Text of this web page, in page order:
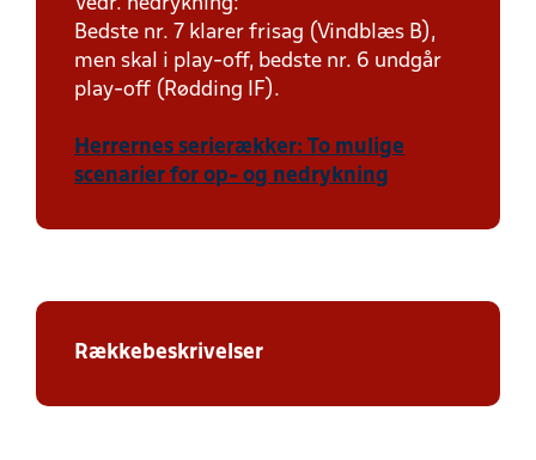
Vedr. nedrykning:
Bedste nr. 7 klarer frisag (Vindblæs B),
men skal i play-off, bedste nr. 6 undgår
play-off (Rødding IF).
Herrernes serierækker: To mulige
scenarier for op- og nedrykning
Rækkebeskrivelser